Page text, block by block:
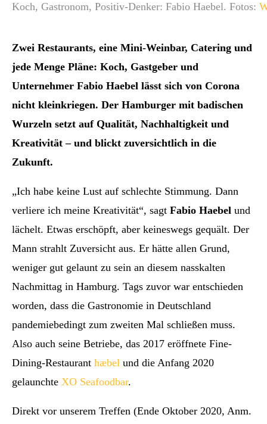
Koch, Gastronom, Positiv-Denker: Fabio Haebel. Fotos:
Zwei Restaurants, eine Mini-Weinbar, Catering und
jede Menge Pläne: Koch, Gastgeber und
Unternehmer Fabio Haebel lässt sich von Corona
nicht kleinkriegen. Der Hamburger mit badischen
Wurzeln setzt auf Qualität, Nachhaltigkeit und
Kreativität – und blickt zuversichtlich in die
Zukunft.
„Ich habe keine Lust auf schlechte Stimmung. Dann
verliere ich meine Kreativität“, sagt Fabio Haebel und
lächelt. Etwas erschöpft, aber keineswegs gequält. Der
Mann strahlt Zuversicht aus. Er hätte allen Grund,
weniger gut gelaunt zu sein an diesem nasskalten
Nachmittag in Hamburg. Tags zuvor war entschieden
worden, dass die Gastronomie in Deutschland
pandemiebedingt zum zweiten Mal schließen muss.
Also auch seine Betriebe, das 2017 eröffnete Fine-
Dining-Restaurant hæbel und die Anfang 2020
gelaunchte XO Seafoodbar.
Direkt vor unserem Treffen (Ende Oktober 2020, Anm.